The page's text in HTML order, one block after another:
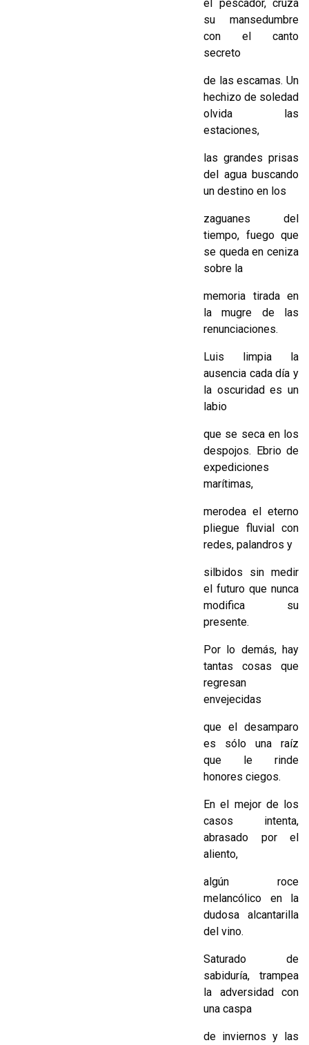
el pescador, cruza
su mansedumbre
con el canto
secreto
de las escamas. Un
hechizo de soledad
olvida las
estaciones,
las grandes prisas
del agua buscando
un destino en los
zaguanes del
tiempo, fuego que
se queda en ceniza
sobre la
memoria tirada en
la mugre de las
renunciaciones.
Luis limpia la
ausencia cada día y
la oscuridad es un
labio
que se seca en los
despojos. Ebrio de
expediciones
marítimas,
merodea el eterno
pliegue fluvial con
redes, palandros y
silbidos sin medir
el futuro que nunca
modifica su
presente.
Por lo demás, hay
tantas cosas que
regresan
envejecidas
que el desamparo
es sólo una raíz
que le rinde
honores ciegos.
En el mejor de los
casos intenta,
abrasado por el
aliento,
algún roce
melancólico en la
dudosa alcantarilla
del vino.
Saturado de
sabiduría, trampea
la adversidad con
una caspa
de inviernos y las